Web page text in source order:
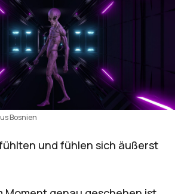
Bosnien
und fühlen sich äußerst